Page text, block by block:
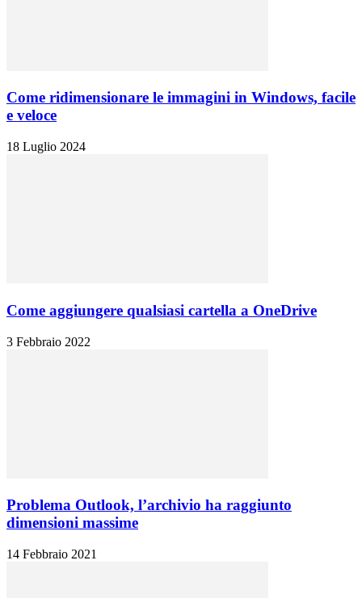
Come ridimensionare le immagini in Windows, facile
e veloce
18 Luglio 2024
Come aggiungere qualsiasi cartella a OneDrive
3 Febbraio 2022
Problema Outlook, l’archivio ha raggiunto
dimensioni massime
14 Febbraio 2021